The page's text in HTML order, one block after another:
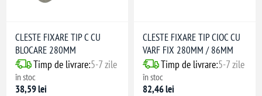
CLESTE FIXARE TIP C CU
BLOCARE 280MM
Timp de livrare:5-7 zile
în stoc
38,59 lei
CLESTE FIXARE TIP CIOC CU
VARF FIX 280MM / 86MM
Timp de livrare:5-7 zile
în stoc
82,46 lei